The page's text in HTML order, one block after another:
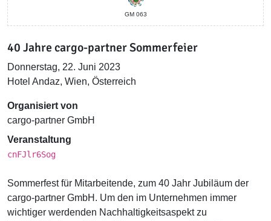
GM 063
40 Jahre cargo-partner Sommerfeier
Donnerstag, 22. Juni 2023
Hotel Andaz, Wien, Österreich
Organisiert von
cargo-partner GmbH
Veranstaltung
cnFJlr6Sog
Sommerfest für Mitarbeitende, zum 40 Jahr Jubiläum der
cargo-partner GmbH. Um den im Unternehmen immer
wichtiger werdenden Nachhaltigkeitsaspekt zu